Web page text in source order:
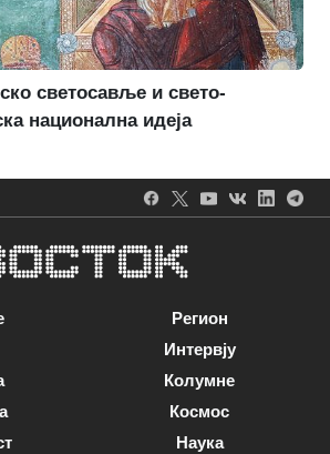
светосавље и свето-
национална идеја
Регион
Интервју
Колумне
Космос
Наука